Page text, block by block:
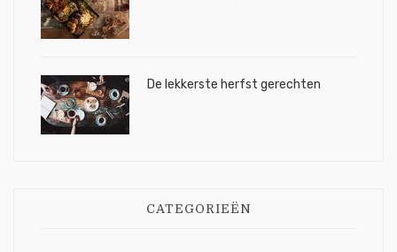
De lekkerste herfst gerechten
CATEGORIEËN